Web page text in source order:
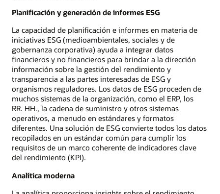
Planificación y generación de informes ESG
La capacidad de planificación e informes en materia de
iniciativas ESG (medioambientales, sociales y de
gobernanza corporativa) ayuda a integrar datos
financieros y no financieros para brindar a la dirección
información sobre la gestión del rendimiento y
transparencia a las partes interesadas de ESG y
organismos reguladores. Los datos de ESG proceden de
muchos sistemas de la organización, como el ERP, los
RR. HH., la cadena de suministro y otros sistemas
operativos, a menudo en estándares y formatos
diferentes. Una solución de ESG convierte todos los datos
recopilados en un estándar común para cumplir los
requisitos de un marco coherente de indicadores clave
del rendimiento (KPI).
Analítica moderna